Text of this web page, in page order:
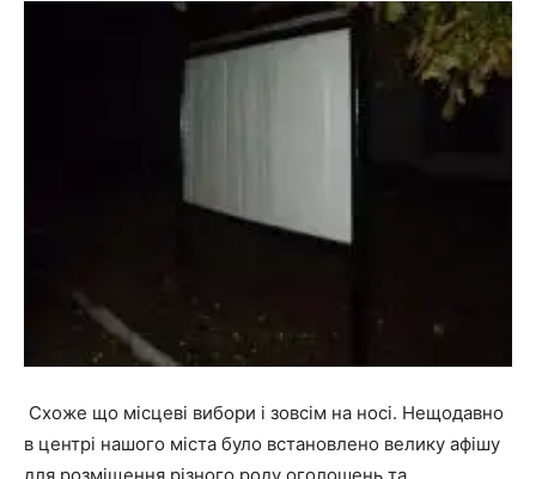
Схоже що місцеві вибори і зовсім на носі. Нещодавно
в центрі нашого міста було встановлено велику афішу